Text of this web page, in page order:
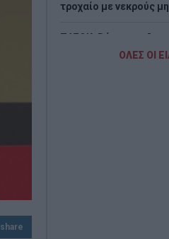
share
τροχαίο με νεκρούς
ΠΑΣΟΚ: Βάφτισαν
του λογαριασμού της
ΟΛΕΣ ΟΙ